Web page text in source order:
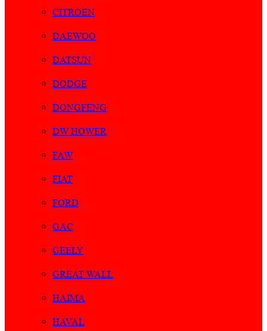
CITROEN
DAEWOO
DATSUN
DODGE
DONGFENG
DW HOWER
FAW
FIAT
FORD
GAC
GEELY
GREAT WALL
HAIMA
HAVAL